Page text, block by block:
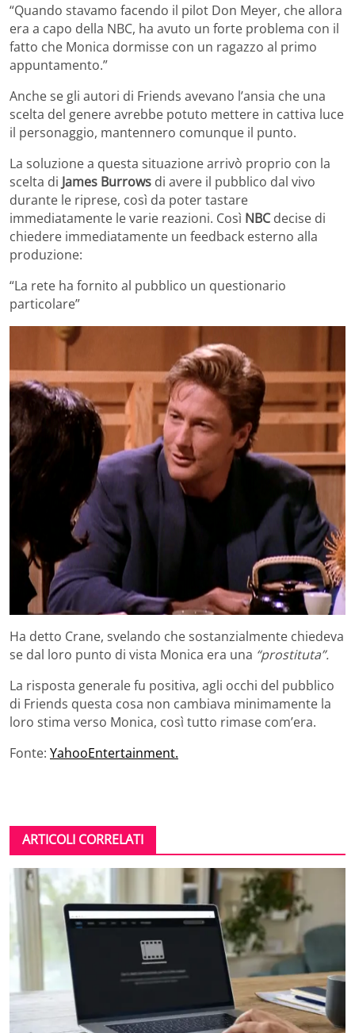
“Quando stavamo facendo il pilot Don Meyer, che allora
era a capo della NBC, ha avuto un forte problema con il
fatto che Monica dormisse con un ragazzo al primo
appuntamento.”
Anche se gli autori di Friends avevano l’ansia che una
scelta del genere avrebbe potuto mettere in cattiva luce
il personaggio, mantennero comunque il punto.
La soluzione a questa situazione arrivò proprio con la
scelta di James Burrows di avere il pubblico dal vivo
durante le riprese, così da poter tastare
immediatamente le varie reazioni. Così NBCdecise di
chiedere immediatamente un feedback esterno alla
produzione:
“La rete ha fornito al pubblico un questionario
particolare”
Ha detto Crane, svelando che sostanzialmente chiedeva
se dal loro punto di vista Monica era una “prostituta”.
La risposta generale fu positiva, agli occhi del pubblico
di Friends questa cosa non cambiava minimamente la
loro stima verso Monica, così tutto rimase com’era.
Fonte: YahooEntertainment.
ARTICOLI CORRELATI